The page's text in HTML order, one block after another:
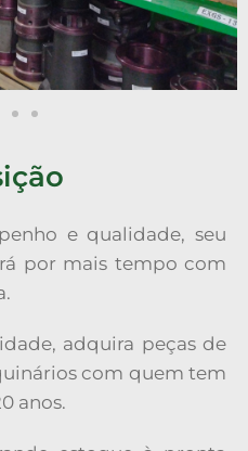
e qualidade, seu
por mais tempo com
adquira peças de
com quem tem
anos.